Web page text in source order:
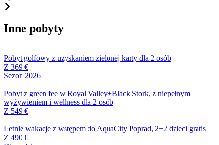
Inne pobyty
Pobyt golfowy z uzyskaniem zielonej karty dla 2 osób
Z 369 €
Sezon 2026
Pobyt z green fee w Royal Valley+Black Stork, z niepełnym
wyżywieniem i wellness dla 2 osób
Z 549 €
Letnie wakacje z wstępem do AquaCity Poprad, 2+2 dzieci gratis
Z 490 €